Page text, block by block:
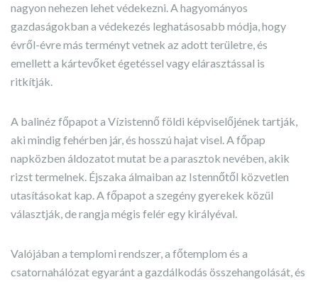
nagyon nehezen lehet védekezni. A hagyományos
gazdaságokban a védekezés leghatásosabb módja, hogy
évről-évre más terményt vetnek az adott területre, és
emellett a kártevőket égetéssel vagy elárasztással is
ritkítják.
A balinéz főpapot a Vízistennő földi képviselőjének tartják,
aki mindig fehérben jár, és hosszú hajat visel. A főpap
napközben áldozatot mutat be a parasztok nevében, akik
rizst termelnek. Éjszaka álmaiban az Istennőtől közvetlen
utasításokat kap. A főpapot a szegény gyerekek közül
választják, de rangja mégis felér egy királyéval.
Valójában a templomi rendszer, a főtemplom és a
csatornahálózat egyaránt a gazdálkodás összehangolását, és